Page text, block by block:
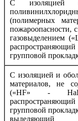
С изоляцией
(полимерных
пожароопасности,
газовыделением
групповой
С изоляцией и
материалов, не
(«HF» -
групповой
выделяющий